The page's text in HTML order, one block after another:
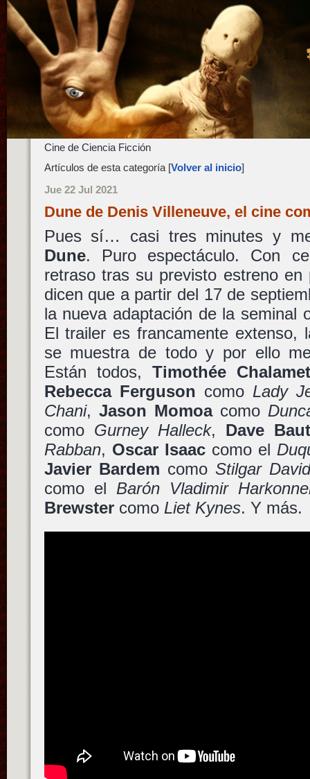
Cine de Ciencia Ficción
Artículos de esta categoría [Volver al inicio]
Jue 22 Jul 2021
Dune de Denis Villeneuve, el cine
Pues sí… casi tres minutes y
Dune. Puro espectáculo. Con
retraso tras su previsto estreno en
dicen que a partir del 17 de
la nueva adaptación de la seminal
El trailer es francamente extenso,
se muestra de todo y por ello
Están todos, Timothée
Rebecca Ferguson como Lady
Chani, Jason Momoacomo
como Gurney Halleck, Dave
Rabban, Oscar Isaaccomo el
Javier Bardem como Stilgar
como el Barón Vladimir
Brewstercomo Liet Kynes. Y más.